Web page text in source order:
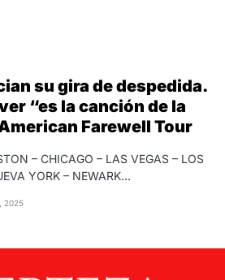
su gira de despedida.
“es la canción de la
Farewell Tour
– CHICAGO – LAS VEGAS – LOS
YORK – NEWARK…
2025